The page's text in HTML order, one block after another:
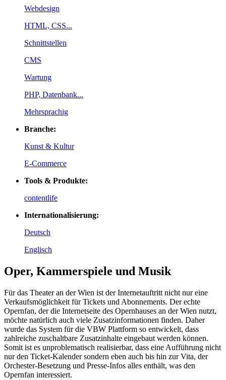
Webdesign
HTML, CSS...
Schnittstellen
CMS
Wartung
PHP, Datenbank...
Mehrsprachig
Branche:
Kunst & Kultur
E-Commerce
Tools & Produkte:
contentlife
Internationalisierung:
Deutsch
Englisch
Oper, Kammerspiele und Musik
Für das Theater an der Wien ist der Internetauftritt nicht nur eine
Verkaufsmöglichkeit für Tickets und Abonnements. Der echte
Opernfan, der die Internetseite des Opernhauses an der Wien nutzt,
möchte natürlich auch viele Zusatzinformationen finden. Daher
wurde das System für die VBW Plattform so entwickelt, dass
zahlreiche zuschaltbare Zusatzinhalte eingebaut werden können.
Somit ist es unproblematisch realisierbar, dass eine Aufführung nicht
nur den Ticket-Kalender sondern eben auch bis hin zur Vita, der
Orchester-Besetzung und Presse-Infos alles enthält, was den
Opernfan interessiert.